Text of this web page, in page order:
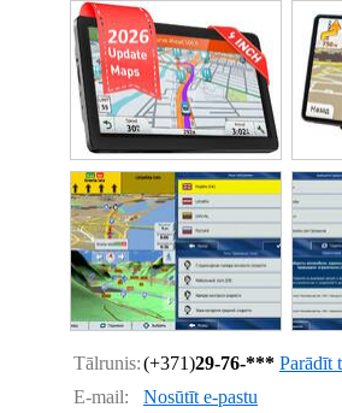
Tālrunis:(+371)29-76-*** Parādīt
E-mail:
Nosūtīt e-pastu